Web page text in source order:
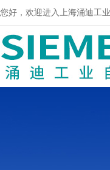
您好，欢迎进入上海涌迪工